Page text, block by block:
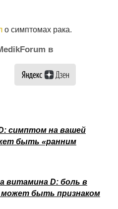
о симптомах рака.
в
симптом на вашей
быть «ранним
D: боль в
быть признаком